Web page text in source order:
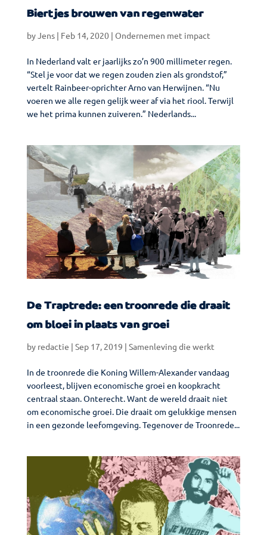
Biertjes brouwen van regenwater
byJens| Feb 14, 2020| Ondernemen met impact
In Nederland valt er jaarlijks zo’n 900 millimeter regen.
“Stel je voor dat we regen zouden zien als grondstof,”
vertelt Rainbeer-oprichter Arno van Herwijnen. “Nu
voeren we alle regen gelijk weer af via het riool. Terwijl
we het prima kunnen zuiveren.” Nederlands...
De Traptrede: een troonrede die draait
om bloei in plaats van groei
by redactie | Sep 17, 2019 | Samenleving die werkt
In de troonrede die Koning Willem-Alexander vandaag
voorleest, blijven economische groei en koopkracht
centraal staan. Onterecht. Want de wereld draait niet
om economische groei. Die draait om gelukkige mensen
in een gezonde leefomgeving. Tegenover de Troonrede...